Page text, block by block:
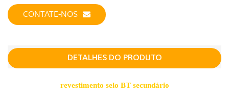
CONTATE-NOS
DETALHES DO PRODUTO
revestimento selo BT secundário